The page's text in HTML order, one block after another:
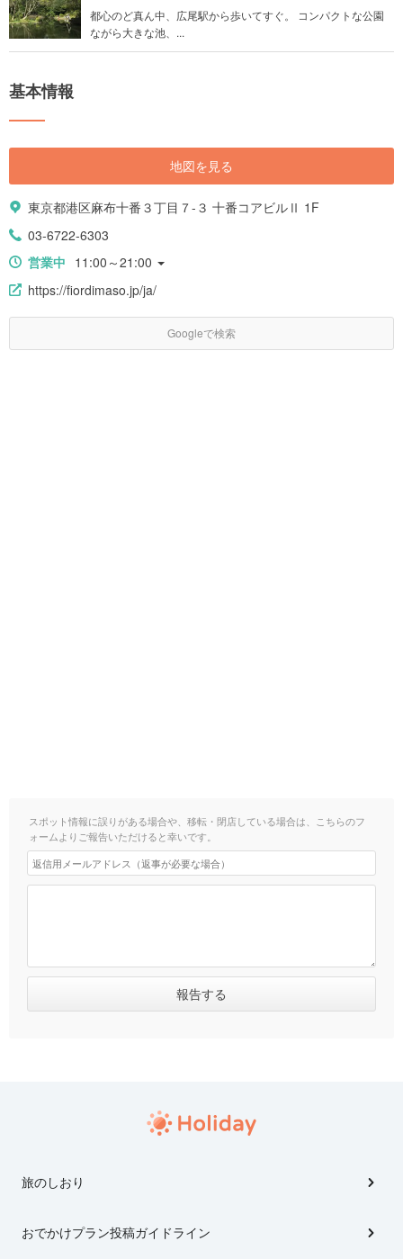
都心のど真ん中、広尾駅から歩いてすぐ。 コンパクトな公園
ながら大きな池、...
基本情報
地図を見る
東京都港区麻布十番３丁目７-３ 十番コアビルⅡ 1F
03-6722-6303
営業中 11:00～21:00
https://fiordimaso.jp/ja/
Googleで検索
スポット情報に誤りがある場合や、移転・閉店している場合は、こちらのフ
ォームよりご報告いただけると幸いです。
旅のしおり
おでかけプラン投稿ガイドライン